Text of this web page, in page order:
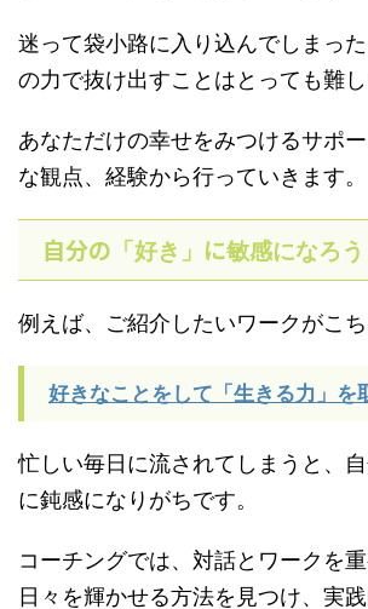
迷って袋小路に入り込んでしまっ
の力で抜け出すことはとっても難し
あなただけの幸せをみつけるサポ
な観点、経験から行っていきます。
自分の 「好き」 に敏感になろう
例えば、ご紹介したいワークがこち
好きなことをして「生きる力」を
忙しい毎日に流されてしまうと、
に鈍感になりがちです。
コーチングでは、対話とワークを
日々を輝かせる方法を見つけ、実